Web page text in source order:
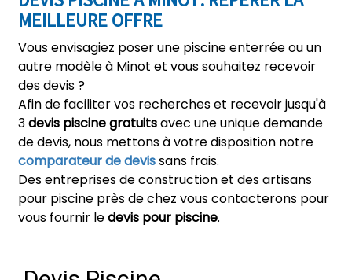
MEILLEURE OFFRE
Vous envisagiez poser une piscine enterrée ou un
autre modèle à Minot et vous souhaitez recevoir
des devis ?
Afin de faciliter vos recherches et recevoir jusqu'à
3devis piscine gratuitsavec une unique demande
de devis, nous mettons à votre disposition notre
comparateur de devissans frais.
Des entreprises de construction et des artisans
pour piscine près de chez vous contacterons pour
vous fournir ledevis pour piscine.